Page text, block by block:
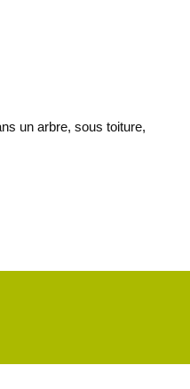
un arbre, sous toiture,